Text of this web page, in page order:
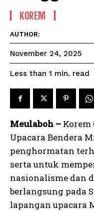
KOREM
AUTHOR:
November 24, 2025
Less than 1 min. read
Meulaboh – Korem
Upacara Bendera
penghormatan
serta untuk
nasionalisme dan
berlangsung pada
lapangan upacara